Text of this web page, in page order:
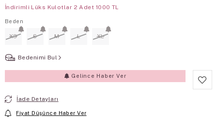
İndirimli Lüks Kulotlar 2 Adet 1000 TL
Beden
XS S M L XL
Bedenimi Bul
Gelince Haber Ver
İade Detayları
Fiyat Düşünce Haber Ver